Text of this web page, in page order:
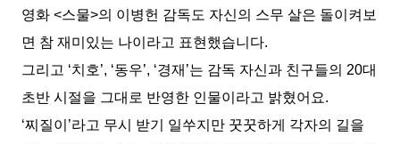
영화 <스물>의 이병헌 감독도 자신의 스무 살은 돌이켜보
면 참 재미있는 나이라고 표현했습니다.
그리고 ‘치호’, ‘동우’, ‘경재 ’는 감독 자신과 친구들의 20대
초반 시절을 그대로 반영한 인물이라고 밝혔어요.
‘찌질이 ’라고 무시 받기 일쑤지만 꿋꿋하게 각자의 길을